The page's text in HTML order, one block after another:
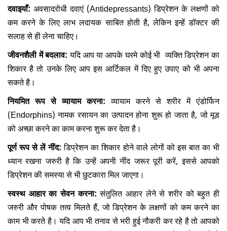
दवाइयाँ: अवसादरोधी दवाएं (Antidepressants) डिप्रेशन के लक्षणों को
कम करने के लिए लाभ लदायक साबित होती है, लेकिन इन्हें डॉक्टर की
सलाह से ही लेना चाहिए।
जीवनशैली में बदलाव: यदि आप या आपके घरमे कोई भी व्यक्ति डिप्रेशन का
शिकार है तो उनके लिए आप इस आर्टिकल में दिए हुए उपाए को भी अपना
सकते है।
नियमित रूप से व्यायाम करना: व्यायाम करने से शरीर में एंडोर्फिन
(Endorphins) नामक रसायन का उत्पादन होना शुरू हो जाता है, जो मूड
को अच्छा करने का काम करना शुरू कर देता है।
पूर्ण रूप से लें नींद:डिप्रेशन का शिकार होने वाले लोगों को इस बात का भी
ध्यान रखना जरुरी है कि उन्हें अपनी नींद जरूर पूरी करें, इससे आपको
डिप्रेशन की समस्या से भी छुटकारा मिल जाएगा।
स्वस्थ आहार का सेवन करना: संतुलित आहार लेने से शरीर को बहुत ही
जरुरी और पोषक तत्व मिलते हैं, जो डिप्रेशन के लक्षणों को कम करने का
काम भी करते है। यदि आप भी तनाव से भरी हुई नौकरी कर रहे है तो आपको